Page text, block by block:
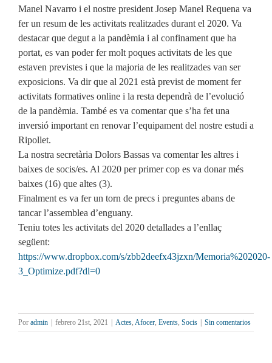
Manel Navarro i el nostre president Josep Manel Requena va
fer un resum de les activitats realitzades durant el 2020. Va
destacar que degut a la pandèmia i al confinament que ha
portat, es van poder fer molt poques activitats de les que
estaven previstes i que la majoria de les realitzades van ser
exposicions. Va dir que al 2021 està previst de moment fer
activitats formatives online i la resta dependrà de l’evolució
de la pandèmia. També es va comentar que s’ha fet una
inversió important en renovar l’equipament del nostre estudi a
Ripollet.
La nostra secretària Dolors Bassas va comentar les altres i
baixes de socis/es. Al 2020 per primer cop es va donar més
baixes (16) que altes (3).
Finalment es va fer un torn de precs i preguntes abans de
tancar l’assemblea d’enguany.
Teniu totes les activitats del 2020 detallades a l’enllaç
següent:
https://www.dropbox.com/s/zbb2deefx43jzxn/Memoria%202020-
3_Optimize.pdf?dl=0
Por admin | febrero 21st, 2021 | Actes Afocer Events Socis | Sin comentarios